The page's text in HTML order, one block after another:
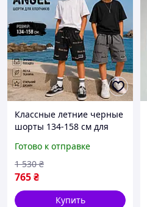
Классные летние черные
шорты 134-158 см для
качества, удобные
трикотажные серые
шорты с карманами на
молнии
Готово к отправке
765₴
1 530 ₴
Купить